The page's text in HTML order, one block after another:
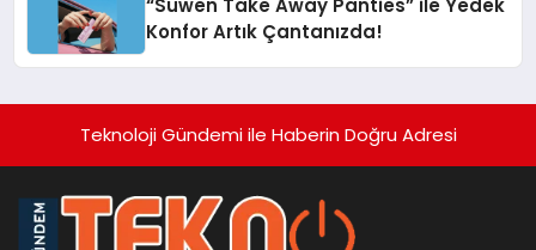
“Suwen Take Away Panties” ile Yedek
Konfor Artık Çantanızda!
Teknoloji Gündemi ile Haberin Doğru Adresi